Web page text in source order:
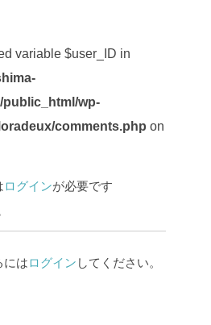
variable $user_ID in
wp-
comments.php on
ログインが必要です
にはログイン してください。